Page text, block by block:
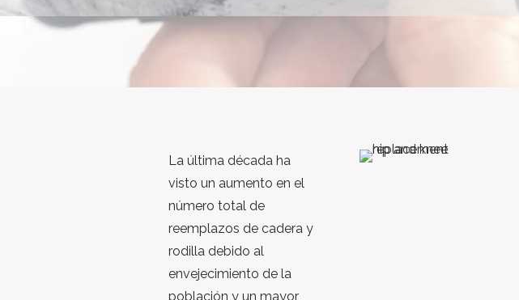
La última década ha
visto un aumento en el
número total de
reemplazos de cadera y
rodilla debido al
envejecimiento de la
población y un mayor